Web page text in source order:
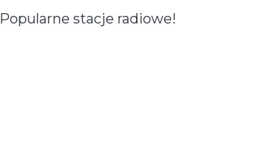
Popularne stacje radiowe!